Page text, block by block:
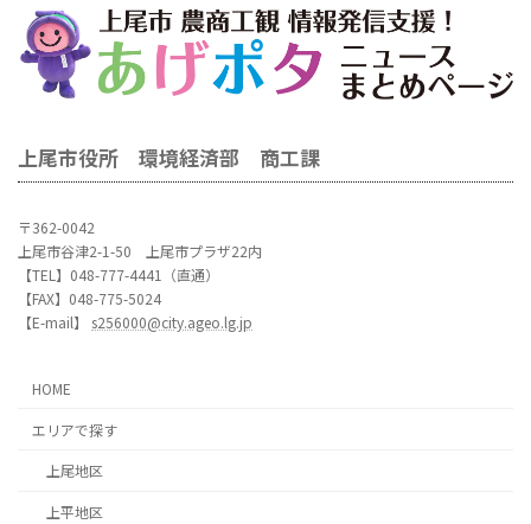
上尾市役所 環境経済部 商工課
〒362-0042
上尾市谷津2-1-50 上尾市プラザ22内
【TEL】048-777-4441（直通）
【FAX】048-775-5024
【E-mail】 s256000@city.ageo.lg.jp
HOME
エリアで探す
上尾地区
上平地区